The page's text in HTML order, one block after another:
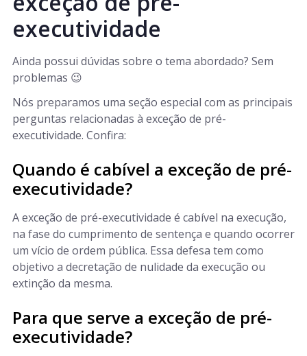
executividade
Ainda possui dúvidas sobre o tema abordado? Sem
problemas 😉
Nós preparamos uma seção especial com as principais
perguntas relacionadas à exceção de pré-
executividade. Confira:
Quando é cabível a exceção de pré-
executividade?
A exceção de pré-executividade é cabível na execução,
na fase do cumprimento de sentença e quando ocorrer
um vício de ordem pública. Essa defesa tem como
objetivo a decretação de nulidade da execução ou
extinção da mesma.
Para que serve a exceção de pré-
executividade?